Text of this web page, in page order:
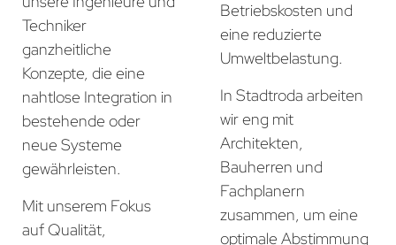
Techniker
ganzheitliche
Konzepte, die eine
nahtlose Integration in
bestehende oder
neue Systeme
gewährleisten.
Mit unserem Fokus
auf Qualität,
Betriebskosten und
eine reduzierte
Umweltbelastung.
In Stadtroda arbeiten
wir eng mit
Architekten,
Bauherren und
Fachplanern
zusammen, um eine
optimale Abstimmung